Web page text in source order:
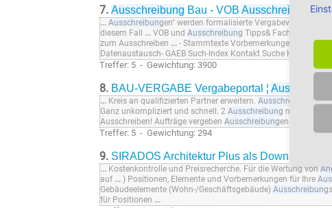
7. Ausschreibung Bau - VOB Ausschreibung-
... Ausschreibungen" werden formalisierte Vergabeverfahren
diesem Fall ... VOB und Ausschreibung Tipps& Fachwissen zu
zum Ausschreiben ... - Stammtexte Vorbemerkungen/
Datenaustausch- GAEB Such-Index Kontakt Suche Home Tipps
Treffer: 5 - Gewichtung: 3900
8. BAU-VERGABE Vergabeportal ¦
... Kreis an qualifizierten Partner erweitern. Ausschreibung en
Ganz unkompliziert und schnell. 2 Ausschreibung nach Typ
Ausschreiben! Aufträge vergeben Ausschreibungen anlegen
Treffer: 5 - Gewichtung: 294
9. SIRADOS Architektur Plus als
... Kostenkontrolle und Preisrecherche. Für die Wertung von
auf ... ) Positionen, Elemente und Vorbemerkungen für Ihre
Gebäudeelemente (Wohn-/Geschäftsgebäude) Ausschreibung
für Positionen ...